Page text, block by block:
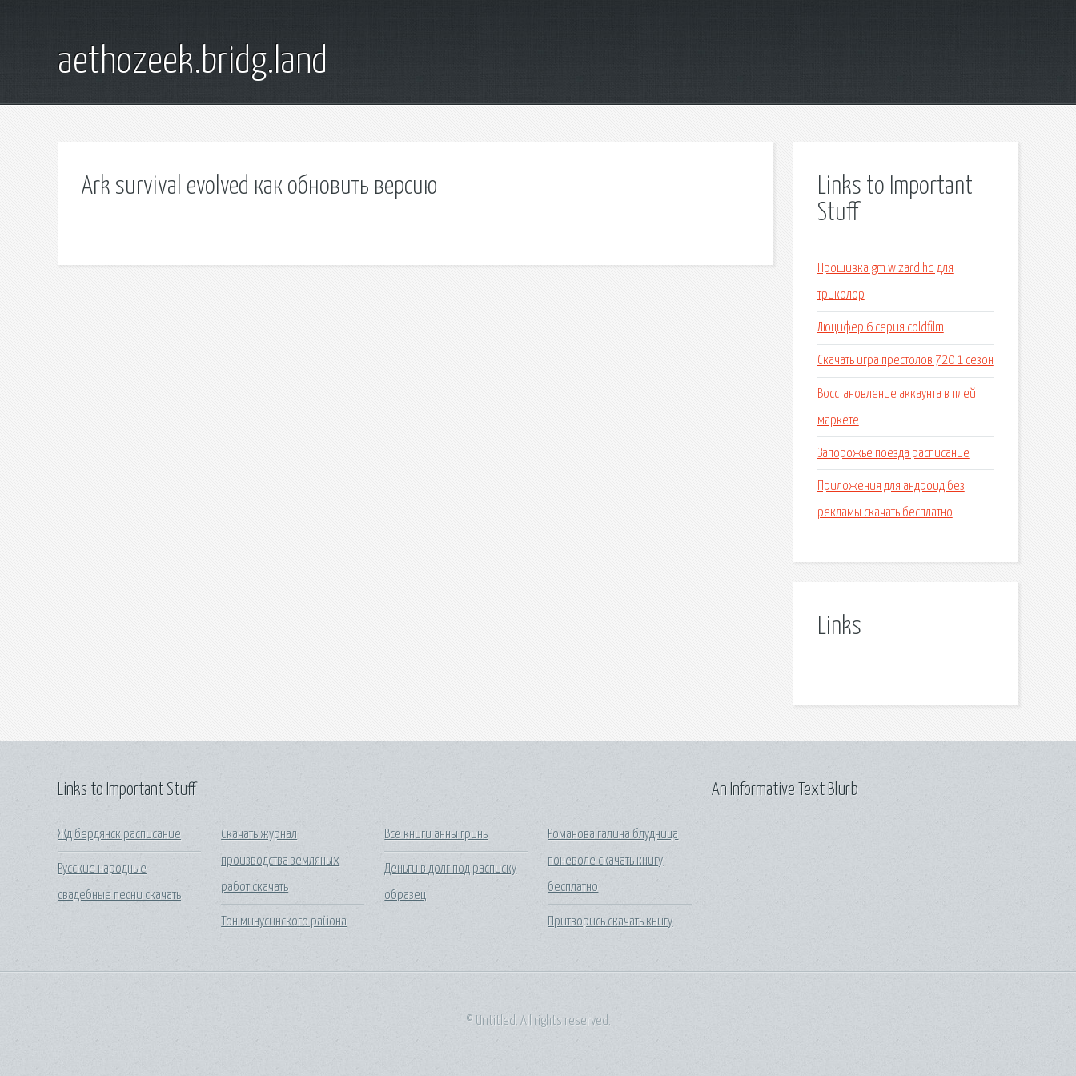
aethozeek.bridg.land
Ark survival evolved как обновить версию
Links to Important
Stuff
Прошивка gm wizard hd для
триколор
Люцифер 6 серия coldfilm
Скачать игра престолов 720 1 сезон
Восстановление аккаунта в плей
маркете
Запорожье поезда расписание
Приложения для андроид без
рекламы скачать бесплатно
Links
Links to Important Stuff
Жд бердянск расписание
Русские народные
свадебные песни скачать
Скачать журнал
производства земляных
работ скачать
Тон минусинского района
Все книги анны гринь
Деньги в долг под расписку
образец
Романова галина блудница
поневоле скачать книгу
бесплатно
Притворись скачать книгу
An Informative Text Blurb
© Untitled. All rights reserved.